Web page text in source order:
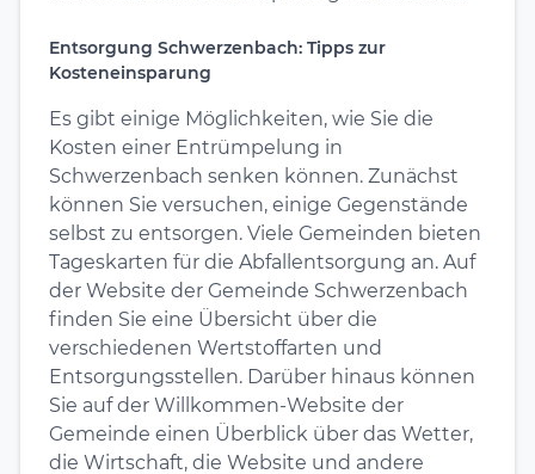
Entsorgung Schwerzenbach: Tipps zur
Kosteneinsparung
Es gibt einige Möglichkeiten, wie Sie die
Kosten einer Entrümpelung in
Schwerzenbach senken können. Zunächst
können Sie versuchen, einige Gegenstände
selbst zu entsorgen. Viele Gemeinden bieten
Tageskarten für die Abfallentsorgung an. Auf
der Website der Gemeinde Schwerzenbach
finden Sie eine Übersicht über die
verschiedenen Wertstoffarten und
Entsorgungsstellen. Darüber hinaus können
Sie auf der Willkommen-Website der
Gemeinde einen Überblick über das Wetter,
die Wirtschaft, die Website und andere